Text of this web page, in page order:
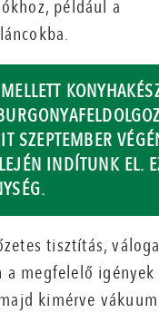
például a
SZEPTEMBER
INDÍTUNK EL.
tisztítás,
a megfelelő
kimérve